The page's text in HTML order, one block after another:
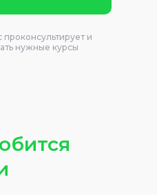
проконсультирует и
нужные курсы